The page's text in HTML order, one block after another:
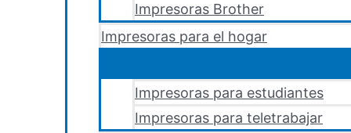
Impresoras Brother
Impresoras para el hogar
Impresoras para estudiantes
Impresoras para teletrabajar